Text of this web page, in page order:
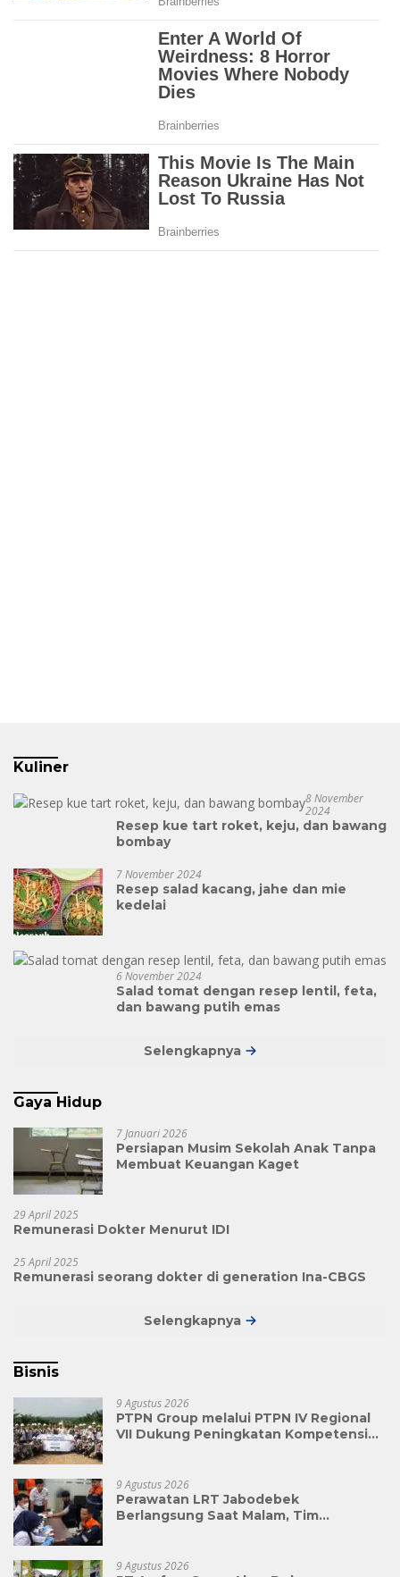
Kuliner
8 November
2024
Resep kue tart roket, keju, dan bawang
bombay
7 November 2024
Resep salad kacang, jahe dan mie
kedelai
6 November 2024
Salad tomat dengan resep lentil, feta,
dan bawang putih emas
Selengkapnya
Gaya Hidup
7 Januari 2026
Persiapan Musim Sekolah Anak Tanpa
Membuat Keuangan Kaget
29 April 2025
Remunerasi Dokter Menurut IDI
25 April 2025
Remunerasi seorang dokter di generation Ina-CBGS
Selengkapnya
Bisnis
9 Agustus 2026
PTPN Group melalui PTPN IV Regional
VII Dukung Peningkatan Kompetensi
9 Agustus 2026
Perawatan LRT Jabodebek
Berlangsung Saat Malam, Tim
9 Agustus 2026